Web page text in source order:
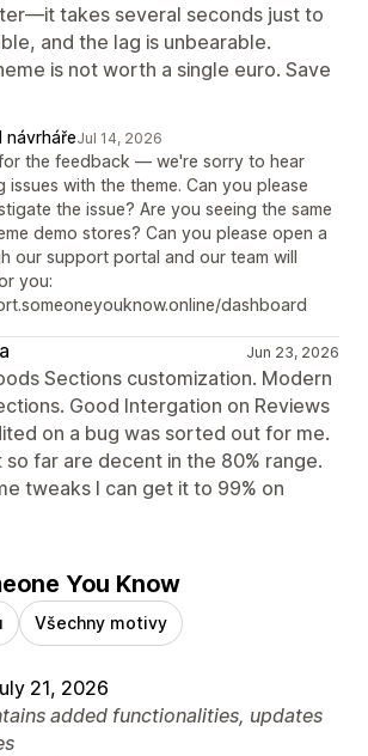
takes several seconds just to
and the lag is unbearable.
is not worth a single euro. Save
Jul 14, 2026
the feedback — we're sorry to hear
issues with the theme. Can you please
the issue? Are you seeing the same
demo stores? Can you please open a
our support portal and our team will
you:
dashboard
Jun 23, 2026
Sections customization. Modern
Good Intergation on Reviews
on a bug was sorted out for me.
far are decent in the 80% range.
tweaks I can get it to 99% on
You Know
Všechny motivy
21, 2026
added functionalities, updates